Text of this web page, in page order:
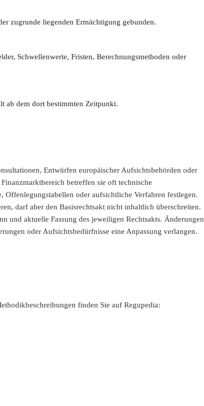
zugrunde liegenden Ermächtigung gebunden.
Schwellenwerte, Fristen, Berechnungsmethoden oder
dem dort bestimmten Zeitpunkt.
Entwürfen europäischer Aufsichtsbehörden oder
betreffen sie oft technische
oder aufsichtliche Verfahren festlegen.
darf aber den Basisrechtsakt nicht inhaltlich überschreiten.
und aktuelle Fassung des jeweiligen Rechtsakts. Änderungen
oder Aufsichtsbedürfnisse eine Anpassung verlangen.
finden Sie auf Regupedia: